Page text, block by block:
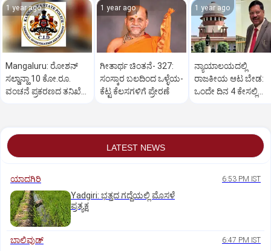
1 year ago
Mangaluru: ರೋಶನ್‌
ಸಲ್ಡಾನ್ಹಾ 10 ಕೋ.ರೂ.
ವಂಚನೆ ಪ್ರಕರಣದ ತನಿಖೆ
1 year ago
ಗೀತಾರ್ಥ ಚಿಂತನೆ- 327:
ಸಂಸ್ಕಾರ ಬಲದಿಂದ ಒಳ್ಳೆಯ-
ಕೆಟ್ಟ ಕೆಲಸಗಳಿಗೆ ಪ್ರೇರಣೆ
1 year ago
ನ್ಯಾಯಾಲಯದಲ್ಲಿ
ರಾಜಕೀಯ ಆಟ ಬೇಡ:
ಒಂದೇ ದಿನ 4 ಕೇಸಲ್ಲಿ
LATEST NEWS
ಯಾದಗಿರಿ 6:53 PM IST
Yadgiri: ಭತ್ತದ ಗದ್ದೆಯಲ್ಲಿ ಮೊಸಳೆ
ಪ್ರತ್ಯಕ್ಷ
ಬಾಲಿವುಡ್‌ 6:47 PM IST